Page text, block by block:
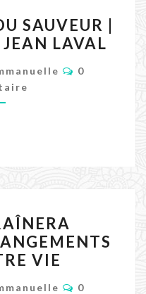
SAUVEUR |
LAVAL
0
VIE
0